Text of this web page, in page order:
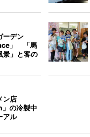
ーデン
」 「馬
景」と客の
ン店
」の冷製中
アル